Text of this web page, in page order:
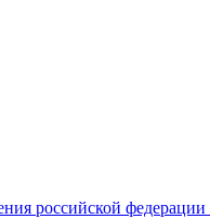
российской федерации